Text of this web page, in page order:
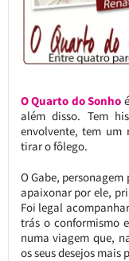
O Quarto do Sonho
além disso. Tem
envolvente, tem um
tirar o fôlego.
O Gabe,
apaixonar por ele,
Foi legal
trás o conformismo
numa viagem que,
os seus desejos mais